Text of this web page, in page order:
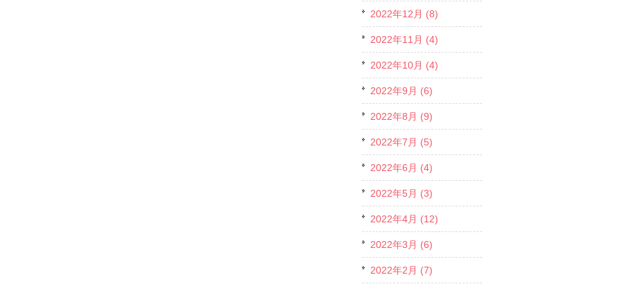
2022年12月 (8)
2022年11月 (4)
2022年10月 (4)
2022年9月 (6)
2022年8月 (9)
2022年7月 (5)
2022年6月 (4)
2022年5月 (3)
2022年4月 (12)
2022年3月 (6)
2022年2月 (7)